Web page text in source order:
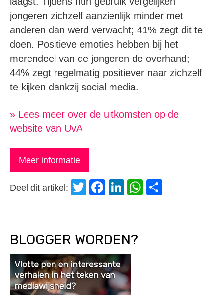
jongeren zichzelf aanzienlijk minder met
anderen dan werd verwacht; 41% zegt dit te
doen. Positieve emoties hebben bij het
merendeel van de jongeren de overhand;
44% zegt regelmatig positiever naar zichzelf
te kijken dankzij social media.
» Lees meer over de uitkomsten op de
website van UvA
Meer informatie
Deel dit artikel: Twitter
Facebook
LinkedIn
WhatsApp
BLOGGER WORDEN?